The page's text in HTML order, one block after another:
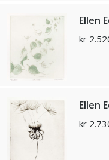
Ellen
kr
Ellen
kr